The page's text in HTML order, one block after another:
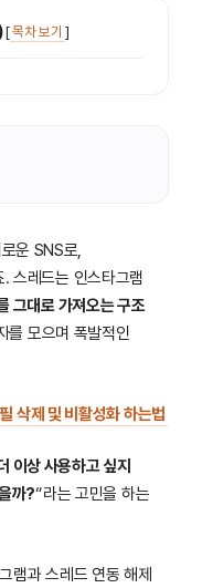
[목차 보기 ]
운 SNS로,
스레드는 인스타그램
그대로 가져오는 구조
를 모으며 폭발적인
삭제 및 비활성화 하는법
이상 사용하고 싶지
까?“라는 고민을 하는
램과 스레드 연동 해제